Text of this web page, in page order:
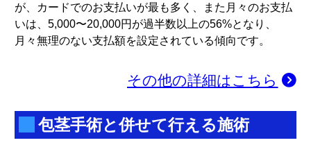
が、カードでのお支払いが最も多く、また月々のお支払
いは、5,000〜20,000円が過半数以上の56%となり、
月々無理のない支払額を設定されている傾向です。
その他の詳細はこちら
包茎手術と併せて行える施術